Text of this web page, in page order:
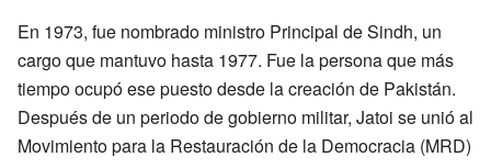
En 1973, fue nombrado ministro Principal de Sindh, un
cargo que mantuvo hasta 1977. Fue la persona que más
tiempo ocupó ese puesto desde la creación de Pakistán.
Después de un periodo de gobierno militar, Jatoi se unió al
Movimiento para la Restauración de la Democracia (MRD)